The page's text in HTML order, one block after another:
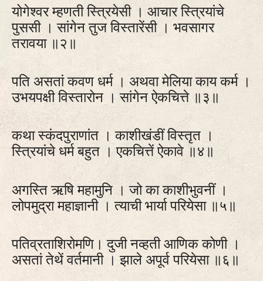
योगेश्वर म्हणती स्त्रियेसी । आचार स्त्रियांचे
पुससी । सांगेन तुज विस्तारेंसी । भवसागर
तरावया ॥२॥
पति असतां कवण धर्म । अथवा मेलिया काय कर्म ।
उभयपक्षी विस्तारोन । सांगेन ऐकचित्ते ॥३॥
कथा स्कंदपुराणांत । काशीखंडीं विस्तृत ।
स्त्रियांचे धर्म बहुत । एकचित्तें ऐकावे ॥४॥
अगस्ति ऋषि महामुनि । जो का काशीभुवनीं ।
लोपमुद्रा महाज्ञानी । त्याची भार्या परियेसा ॥५॥
पतिव्रताशिरोमणि। दुजी नव्हती आणिक कोणी ।
असतां तेथें वर्तमानी । झाले अपूर्व परियेसा ॥६॥